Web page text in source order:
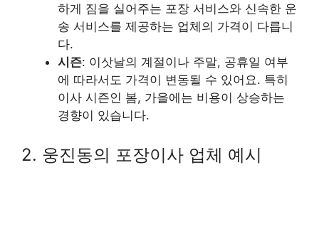
하게 짐을 실어주는 포장 서비스와 신속한 운
송 서비스를 제공하는 업체의 가격이 다릅니
다.
시즌: 이삿날의 계절이나 주말, 공휴일 여부
에 따라서도 가격이 변동될 수 있어요. 특히
이사 시즌인 봄, 가을에는 비용이 상승하는
경향이 있습니다.
2. 웅진동의 포장이사 업체 예시